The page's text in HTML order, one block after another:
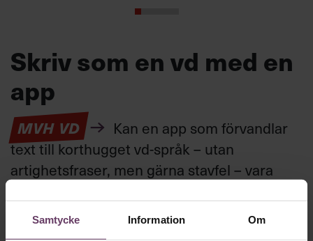
Samtycke Information Om
Skriv som en vd med en
app
MVH VD
Kan en app som förvandlar
text till korthugget vd-språk – utan
artighetsfraser, men gärna stavfel – vara
toppcheferna?